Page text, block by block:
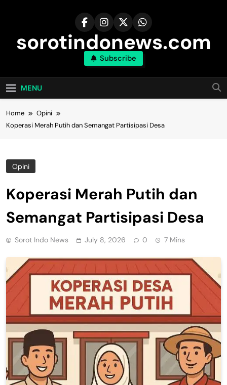
sorotindonews.com
Subscribe
MENU
Home
Opini
Koperasi Merah Putih dan Semangat Partisipasi Desa
Opini
Koperasi Merah Putih dan
Semangat Partisipasi Desa
Sorot Indo News July 8, 2026 0 7 Mins